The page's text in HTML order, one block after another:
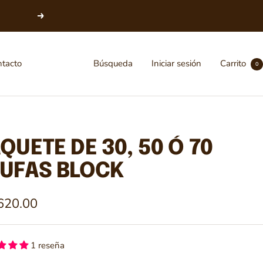
Siguiente
Búsqueda Iniciar sesión Carrito 0
DE 30, 50 Ó 70
BLOCK
1 reseña